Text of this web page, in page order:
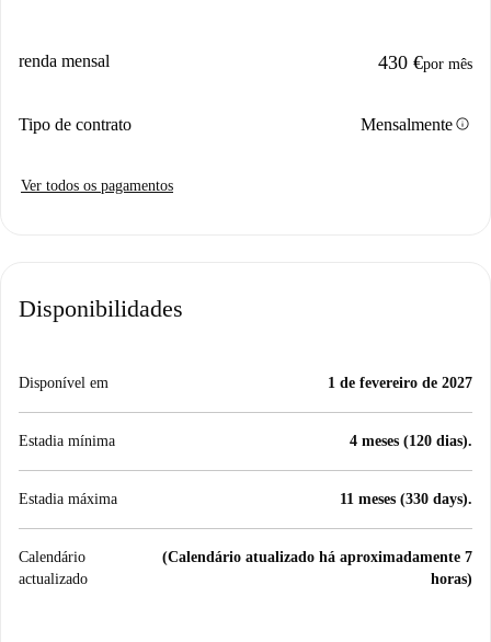
renda mensal 430 €por mês
Tipo de contrato Mensalmenteinfo
Ver todos os pagamentos
Disponibilidades
Disponível em 1 de fevereiro de 2027
Estadia mínima 4 meses (120 dias).
Estadia máxima 11 meses (330 days).
Calendário
actualizado
(Calendário atualizado há aproximadamente 7
horas)